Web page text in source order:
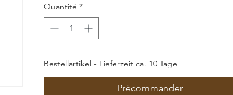
Quantité *
Bestellartikel - Lieferzeit ca. 10 Tage
Précommander